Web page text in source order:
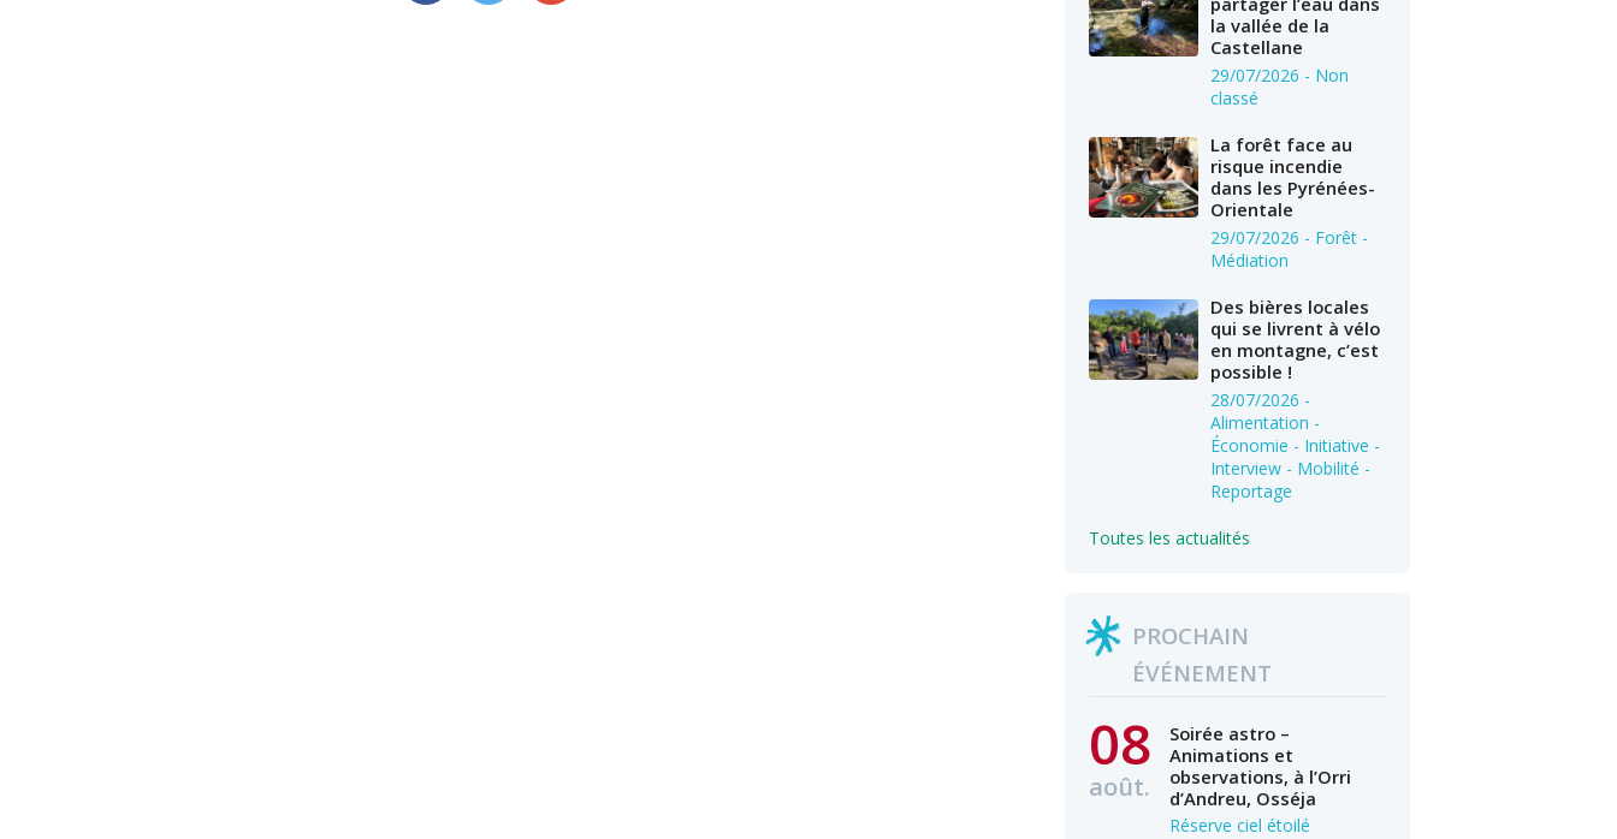
la vallée de la
Castellane
29/07/2026 - Non
classé
La forêt face au
risque incendie
dans les Pyrénées-
Orientale
29/07/2026 - Forêt -
Médiation
Des bières locales
qui se livrent à vélo
en montagne, c’est
possible !
28/07/2026 -
Alimentation -
Économie - Initiative -
Interview - Mobilité -
Reportage
Toutes les actualités
PROCHAIN
ÉVÉNEMENT
08
août.
Soirée astro –
Animations et
observations, à l’Orri
d’Andreu, Osséja
Réserve ciel étoilé